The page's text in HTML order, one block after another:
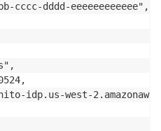
cccc-dddd-eeeeeeeeeeee",
idp.us-west-